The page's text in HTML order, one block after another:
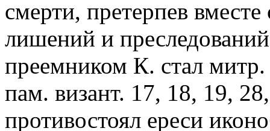
смерти, претерпев
лишений и
преемником К. стал митр.
пам. визант. 17, 18, 19,
противостоял ереси